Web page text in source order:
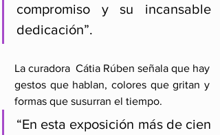
compromiso y su incansable
dedicación”.
La curadora  Cátia Rúben señala que hay
gestos que hablan, colores que gritan y
formas que susurran el tiempo.
“En esta exposición más de cien